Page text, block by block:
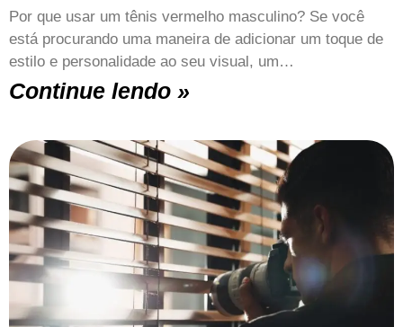
Por que usar um tênis vermelho masculino? Se você
está procurando uma maneira de adicionar um toque de
estilo e personalidade ao seu visual, um…
Continue lendo »